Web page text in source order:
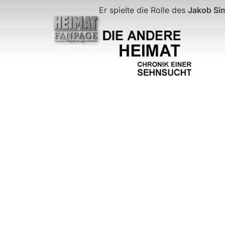
Er spielte die Rolle des Jakob